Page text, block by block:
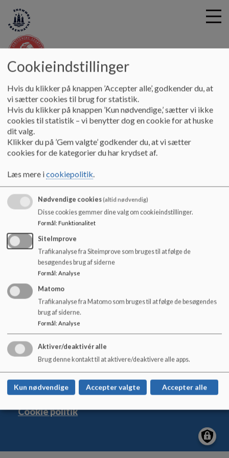
i
Den Classenske Legatskole
Samarbejde med forældre
Referater fra skolebestyrelsens
møder 2018-2022
Referat SB-møde 16.08.2022
Referat skolebestyrelsesmøde
Referat skolebestyrelsesmøde 16.08.2022
Dokumenter mediebibliotek
Referat SB-møde 16082022.pdf
Den Classenske Legatskole
Vester Voldgade 98
33 66 21 90
EAN NR.
5798009377968
Tilgængelighedserklæring
Sitemap
Cookie politik
Cookieindstillinger
Hvis du klikker på knappen ’Accepter alle’, godkender du, at
vi sætter cookies til brug for statistik.
Hvis du klikker på knappen ’Kun nødvendige,’ sætter vi ikke
cookies til statistik – vi benytter dog en cookie for at huske
dit valg.
Klikker du på ’Gem valgte’ godkender du, at vi sætter
cookies for de kategorier du har krydset af.
Læs mere icookiepolitik.
Nødvendige cookies(altid nødvendig)
Disse cookies gemmer dine valg om cookieindstillinger.
Formål: Funktionalitet
SiteImprove
Trafikanalyse fra Siteimprove som bruges til at følge de
besøgendes brug af siderne
Formål: Analyse
Matomo
Trafikanalyse fra Matomo som bruges til at følge de besøgendes
brug af siderne.
Formål: Analyse
Aktiver/deaktivér alle
Brug denne kontakt til at aktivere/deaktivere alle apps.
Kun nødvendige Accepter valgte Accepter alle